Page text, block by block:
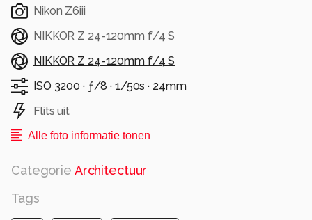
#enschedecity
#beautiful #beautifuldestinations
#nikon #nikonphotography #nikonphoto
#iamnikon
#zoomnl #zoomnlfeedback #cameranu_nl
#photo #photography #photooftheday
#photographylovers
Alle rechten voorbehouden
Nikon Z6iii
NIKKOR Z 24-120mm f/4 S
NIKKOR Z 24-120mm f/4 S
ISO 3200 · ƒ/8 · 1/50s · 24mm
Flits uit
Alle foto informatie tonen
Categorie Architectuur
Tags